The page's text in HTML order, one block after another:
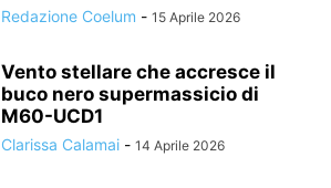
Redazione Coelum - 15 Aprile 2026
Vento stellare che accresce il
buco nero supermassicio di
M60-UCD1
Clarissa Calamai - 14 Aprile 2026